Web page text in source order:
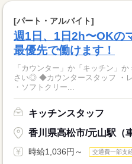
[パート・アルバイト]
週1日、1日2h〜OKの
最優先で働けます！
「カウンター」か「キッチン」
さい◎ ◆カウンタースタッフ ・レジでの接客、注文 ・ドリンク作り
・ソフトクリー...
キッチンスタッフ
香川県高松市/元山駅（
時給1,036円～ 交通費一部支